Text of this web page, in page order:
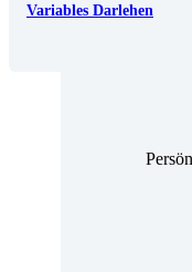
Variables Darlehen